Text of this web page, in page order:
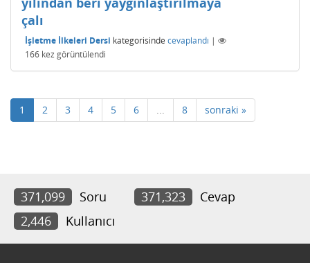
çalı
İşletme İlkeleri Dersi kategorisinde cevaplandı |
166 kez görüntülendi
1 2 3 4 5 6 ... 8 sonraki »
371,099 Soru 371,323
Cevap
2,446
Kullanıcı